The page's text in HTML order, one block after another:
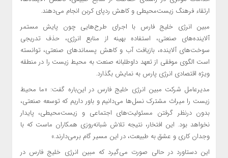
ارتقاء فرهنگ زیست‌محیطی و کاهش ردپای کربن انجام می‌دهند.
مبین انرژی خلیج فارس با اجرای طرح‌هایی چون پایش مستمر
آلاینده‌های صنعتی، استفاده بهینه از منابع انرژی، حذف تدریجی
سوخت‌های آلاینده، بازیافت آب و کاهش پسماندهای صنعتی، توانسته
است الگوی موفقی از تعهد داوطلبانه صنعت به محیط زیست را در منطقه
ویژه اقتصادی انرژی پارس به نمایش بگذارد.
مدیرعامل شرکت مبین انرژی خلیج فارس در این‌باره گفت: «ما محیط
زیست را میراث مشترک نسل‌ها می‌دانیم و باور داریم که توسعه صنعتی،
بدون درنظر گرفتن مسئولیت‌های اجتماعی و زیست‌محیطی، پایدار
نخواهد بود. این افتخار، نتیجه تلاش شبانه‌روزی همکاران ماست که با
وجدان کاری و عشق به طبیعت، در این مسیر گام برمی‌دارند.»
این دستاورد در حالی صورت می‌گیرد که مبین انرژی خلیج فارس در